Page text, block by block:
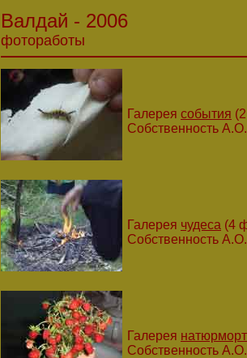
Валдай - 2006
фотоработы
Галерея события
Собственность
Галерея чудеса (4
Собственность
Галерея
Собственность